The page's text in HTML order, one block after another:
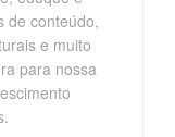
de conteúdo,
e muito
para nossa